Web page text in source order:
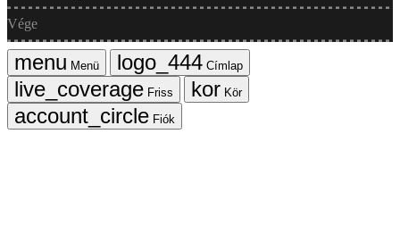
Vége
Menü
Címlap
Friss
Kör
Fiók